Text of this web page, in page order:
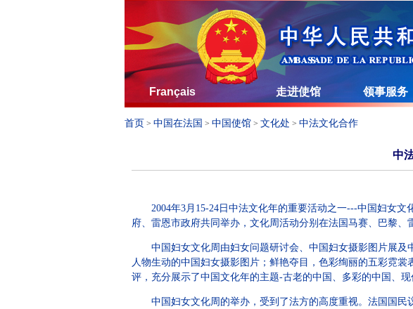
Français 走进使馆 领事服务
首页 > 中国在法国 > 中国使馆> 文化处 > 中法文化合作
中
2004年3月15-24日中法文化年的重要活动之一---中国妇女文
府、雷恩市政府共同举办，文化周活动分别在法国马赛、巴黎
中国妇女文化周由妇女问题研讨会、中国妇女摄影图片展及
人物生动的中国妇女摄影图片；鲜艳夺目，色彩绚丽的五彩霓
评，充分展示了中国文化年的主题-古老的中国、多彩的中国、现
中国妇女文化周的举办，受到了法方的高度重视。法国国民